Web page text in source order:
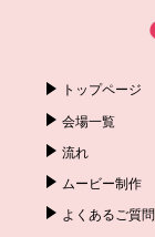
トップページ
会場一覧
流れ
ムービー制作
よくあるご質問